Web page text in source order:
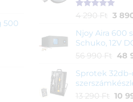
500
Értékelés
ből,
1
értékelés
alapján
4 290 Ft
was:
4
290
3
Njoy Aira 600
Schuko, 12V
56 990 Ft
was:
56
990
48
Sprotek 32db-
13 290 Ft 10